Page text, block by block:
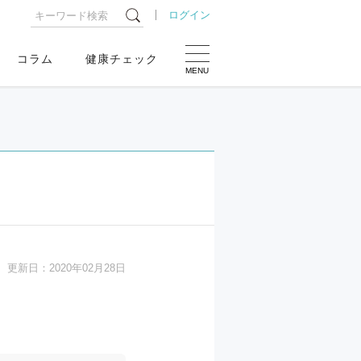
ログイン
MENU
コラム 健康チェック
更新日： 2020年02月28日